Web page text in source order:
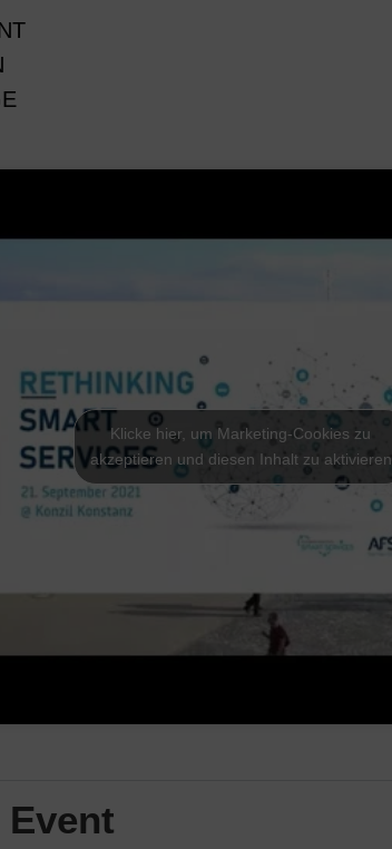
Klicke hier, um Marketing-Cookies zu
akzeptieren und diesen Inhalt zu aktivieren